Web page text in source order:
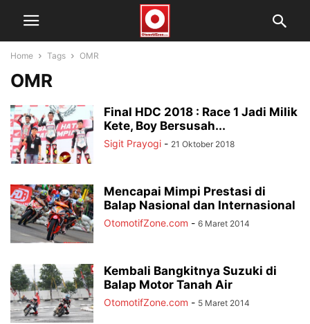
Home Tags OMR
OMR
Final HDC 2018 : Race 1 Jadi Milik
Kete, Boy Bersusah...
Sigit Prayogi - 21 Oktober 2018
Mencapai Mimpi Prestasi di
Balap Nasional dan Internasional
OtomotifZone.com - 6 Maret 2014
Kembali Bangkitnya Suzuki di
Balap Motor Tanah Air
OtomotifZone.com - 5 Maret 2014